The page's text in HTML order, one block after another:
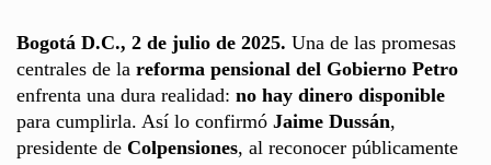
Bogotá D.C., 2 de julio de 2025. Una de las promesas
centrales de la reforma pensional del Gobierno Petro
enfrenta una dura realidad: no hay dinero disponible
para cumplirla. Así lo confirmó Jaime Dussán,
presidente de Colpensiones, al reconocer públicamente